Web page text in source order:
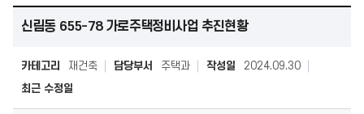
신림동 655-78 가로주택정비사업 추진현황
카테고리 재건축 담당부서 주택과 작성일
2024.09.30
최근 수정일